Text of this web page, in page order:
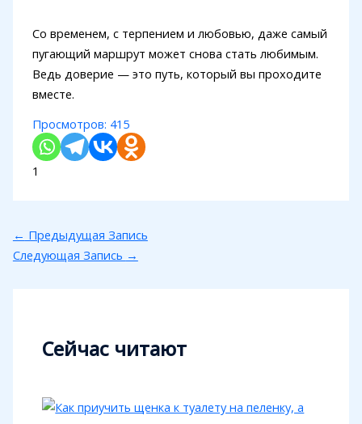
Со временем, с терпением и любовью, даже самый
пугающий маршрут может снова стать любимым.
Ведь доверие — это путь, который вы проходите
вместе.
Просмотров: 415
1
← Предыдущая Запись
Следующая Запись →
Сейчас читают